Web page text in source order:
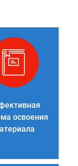
освоения